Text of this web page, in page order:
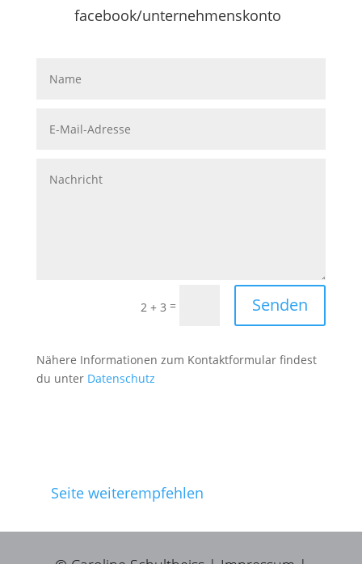
facebook/unternehmenskonto
2 + 3 = Senden
Nähere Infor­ma­tio­nen zum Kon­tak­t­for­mu­lar find­est
du unter Daten­schutz
Seite weiterempfehlen